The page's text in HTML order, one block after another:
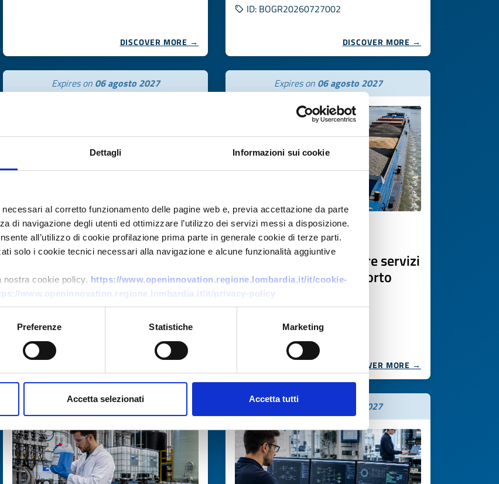
Dettagli Informazioni sui cookie
al corretto funzionamento delle pagine web e, previa accettazione da parte
di navigazione degli utenti ed ottimizzare l’utilizzo dei servizi messi a disposizione.
all’utilizzo di cookie profilazione prima parte in generale cookie di terze parti.
solo i cookie tecnici necessari alla navigazione e alcune funzionalità aggiuntive
nostra cookie policy. https://www.openinnovation.regione.lombardia.it/it/cookie-
www.openinnovation.regione.lombardia.it/it/privacy-policy
Preferenze Statistiche Marketing
Accetta selezionati Accetta tutti
DISCOVER MORE →
ID: BOGR20260727002
DISCOVER MORE →
Expires on 06 agosto 2027
Business offer
PMI polacca offre mezzi
galleggianti con equipaggio
per cantieri su infrastrutture e
vie d'acqua
ID: BOPL20260616012
Expires on 06 agosto 2027
Business offer
Operatore polacco offre servizi
internazionali di trasporto
fluviale merci
DISCOVER MORE →
Expires on06 agosto 2027 Expires on 06 agosto 2027